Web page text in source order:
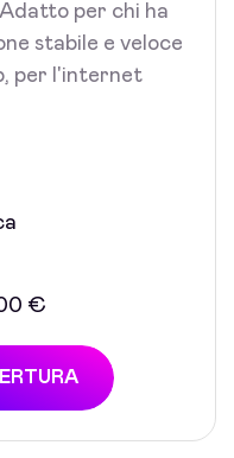
per chi ha
stabile e veloce
per l'internet
€